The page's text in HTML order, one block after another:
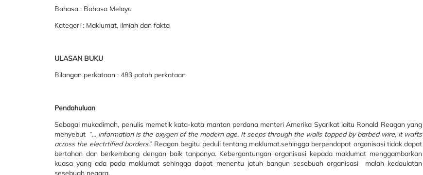
Bahasa : Bahasa Melayu
Kategori : Maklumat, ilmiah dan fakta
ULASAN BUKU
Bilangan perkataan : 483 patah perkataan
Pendahuluan
Sebagai mukadimah, penulis memetik kata-kata mantan perdana menteri Amerika Syarikat iaitu Ronald Reagan yang
menyebut “... information is the oxygen of the modern age. It seeps through the walls topped by barbed wire, it wafts
across the electrtified borders.” Reagan begitu peduli tentang maklumat.sehingga berpendapat organisasi tidak dapat
bertahan dan berkembang dengan baik tanpanya. Kebergantungan organisasi kepada maklumat menggambarkan
kuasa yang ada pada maklumat sehingga dapat menentu jatuh bangun sesebuah organisasi malah kedaulatan
sesebuah negara.